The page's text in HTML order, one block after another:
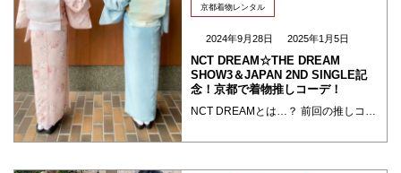
京都着物レンタル
2024年9月28日 2025年1月5日
NCT DREAM☆THE DREAM
SHOW3＆JAPAN 2ND SINGLE記
念！京都で着物推しコーデ！
NCT DREAMとは…？ 前回の推しコーデの振り返り 前回のブログでは、スタッフTerangoちゃんとNCT127単独コンサート記念に着物推しコーデ姿で雨の日の嵐山の渡月橋にて遂行しました。ずっ～と曇りと雨 ・・・